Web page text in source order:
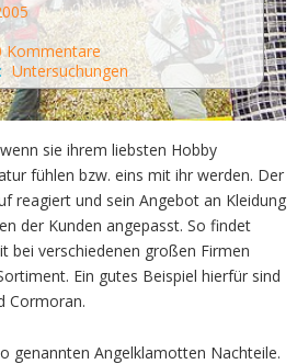
Kommentare
Untersuchungen
sie ihrem liebsten Hobby
fühlen bzw. eins mit ihr werden. Der
reagiert und sein Angebot an Kleidung
der Kunden angepasst. So findet
bei verschiedenen großen Firmen
Ein gutes Beispiel hierfür sind
Cormoran.
genannten Angelklamotten Nachteile.